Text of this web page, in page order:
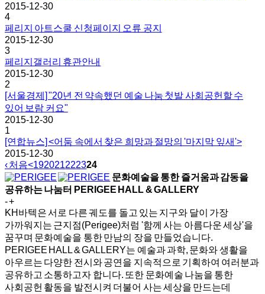
2015-12-30
4
페리지 아트스쿨 신청페이지 오류 공지
2015-12-30
3
페리지갤러리 휴관안내
2015-12-30
2
[서울경제] "20년 전 약속했던 예술 나눔 첫발 사회공헌할 수
있어 보람 커요"
2015-12-30
1
[연합뉴스] <어둠 속에서 찾은 희망과 절망의 '마지막 잎새'>
2015-12-30
‹ 처음<192021222324
문화예술을 통한 즐거움과 감동을
공유하는 나눔터 PERIGEE HALL & GALLERY
-+
KH바텍은 서로 다른 궤도를 돌고 있는 지구와 달이 가장
가까워지는 근지점(Perigee)처럼 '함께 사는 아름다운 세상'을
꿈꾸며 문화예술을 통한 만남의 장을 만들었습니다.
PERIGEE HALL & GALLERY는 예술과 과학, 문화와 생활을
아우르는 다양한 전시와 공연을 지속적으로 기획하여 여러분과
공유하고 소통하고자 합니다. 또한 문화예술 나눔을 통한
사회공헌 활동을 발전시켜 더불어 사는 세상을 만드는데